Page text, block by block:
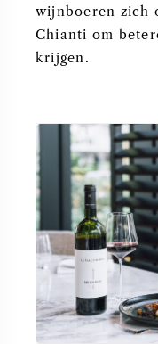
wijnboeren zich
Chianti om
krijgen.